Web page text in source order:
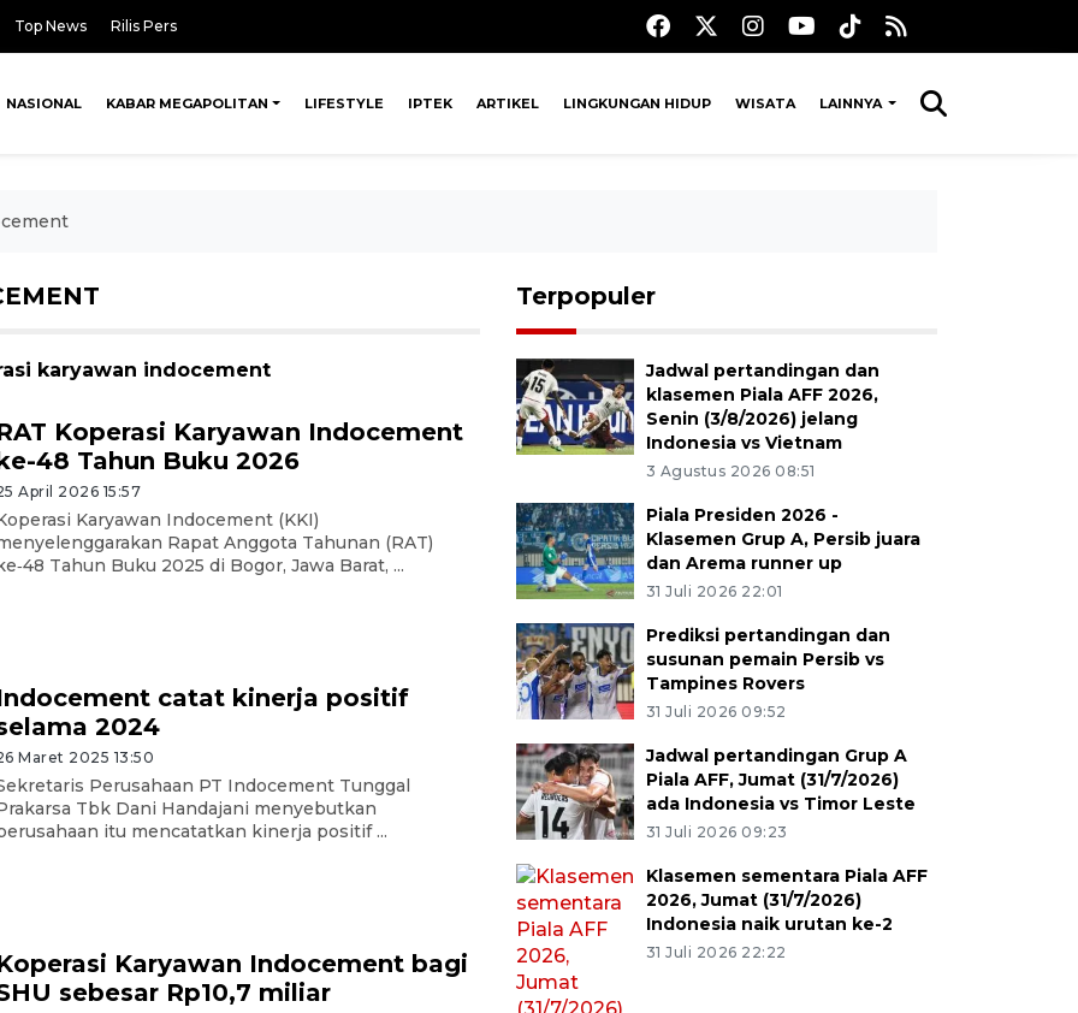
Top News Rilis Pers
NASIONAL KABAR MEGAPOLITAN LIFESTYLE IPTEK ARTIKEL LINGKUNGAN HIDUP WISATA LAINNYA
karyawan indocement
Koperasi Karyawan Indocement
48 Tahun Buku 2026
April 2026 15:57
Karyawan Indocement (KKI)
Rapat Anggota Tahunan (RAT)
Tahun Buku 2025 di Bogor, Jawa Barat, ...
catat kinerja positif
2024
Maret 2025 13:50
Perusahaan PT Indocement Tunggal
Tbk Dani Handajani menyebutkan
itu mencatatkan kinerja positif ...
Karyawan Indocement bagi
sebesar Rp10,7 miliar
Terpopuler
Jadwal pertandingan dan
klasemen Piala AFF 2026,
Senin (3/8/2026) jelang
Indonesia vs Vietnam
3 Agustus 2026 08:51
Piala Presiden 2026 -
Klasemen Grup A, Persib juara
dan Arema runner up
31 Juli 2026 22:01
Prediksi pertandingan dan
susunan pemain Persib vs
Tampines Rovers
31 Juli 2026 09:52
Jadwal pertandingan Grup A
Piala AFF, Jumat (31/7/2026)
ada Indonesia vs Timor Leste
31 Juli 2026 09:23
Klasemen sementara Piala AFF
2026, Jumat (31/7/2026)
Indonesia naik urutan ke-2
31 Juli 2026 22:22